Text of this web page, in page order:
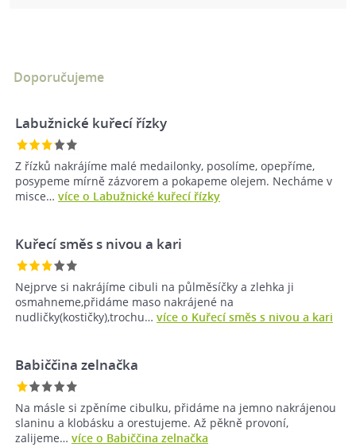
Doporučujeme
Labužnické kuřecí řízky
Z řízků nakrájíme malé medailonky, posolíme, opepříme,
posypeme mírně zázvorem a pokapeme olejem. Necháme v
misce… více o Labužnické kuřecí řízky
Kuřecí směs s nivou a kari
Nejprve si nakrájíme cibuli na půlměsíčky a zlehka ji
osmahneme,přidáme maso nakrájené na
nudličky(kostičky),trochu… více o Kuřecí směs s nivou a kari
Babiččina zelnačka
Na másle si zpěníme cibulku, přidáme na jemno nakrájenou
slaninu a klobásku a orestujeme. Až pěkně provoní,
zalijeme… více o Babiččina zelnačka